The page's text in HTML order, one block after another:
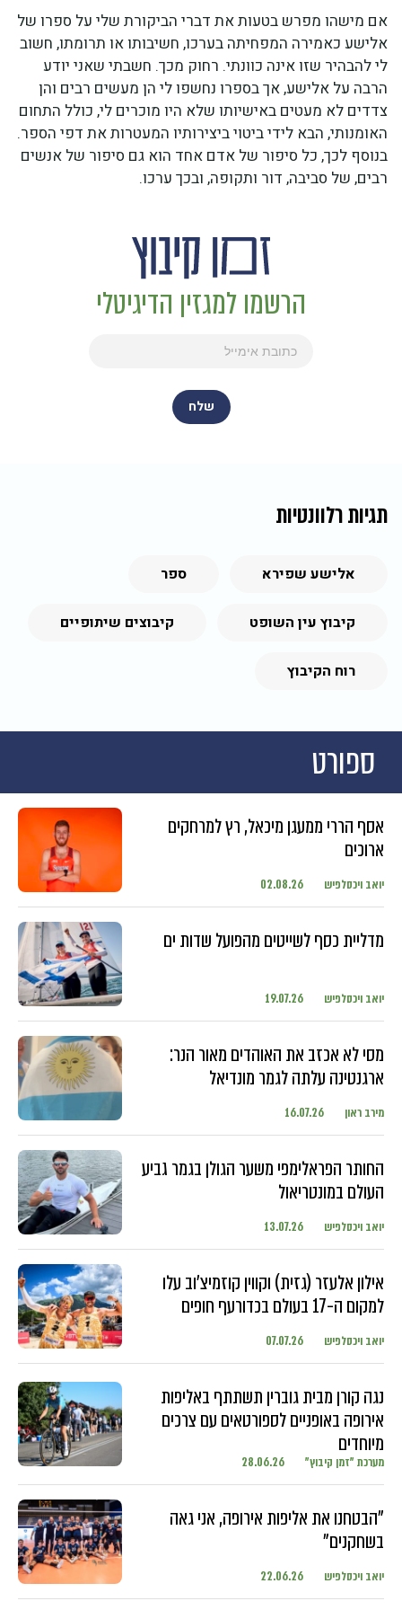
אם מישהו מפרש בטעות את דברי הביקורת שלי על ספרו של
אלישע כאמירה המפחיתה בערכו, חשיבותו או תרומתו, חשוב
לי להבהיר שזו אינה כוונתי. רחוק מכך. חשבתי שאני יודע
הרבה על אלישע, אך בספרו נחשפו לי הן מעשים רבים והן
צדדים לא מעטים באישיותו שלא היו מוכרים לי, כולל התחום
האומנותי, הבא לידי ביטוי ביצירותיו המעטרות את דפי הספר.
בנוסף לכך, כל סיפור של אדם אחד הוא גם סיפור של אנשים
רבים, של סביבה, דור ותקופה, ובכך ערכו.
הרשמו למגזין הדיגיטלי
תגיות רלוונטיות
אלישע שפירא ספר
קיבוץ עין השופט קיבוצים שיתופיים
רוח הקיבוץ
ספורט
אסף הררי ממעגן מיכאל, רץ למרחקים
ארוכים
יואב ויכסלפיש 02.08.26
מדליית כסף לשייטים מהפועל שדות ים
יואב ויכסלפיש 19.07.26
מסי לא אכזב את האוהדים מאור הנר:
ארגנטינה עלתה לגמר מונדיאל
מירב ראון 16.07.26
החותר הפראלימפי משער הגולן בגמר גביע
העולם במונטריאול
יואב ויכסלפיש 13.07.26
אילון אלעזר (גזית) וקווין קוזמיצ'וב עלו
למקום ה-17 בעולם בכדורעף חופים
יואב ויכסלפיש 07.07.26
נגה קורן מבית גוברין תשתתף באליפות
אירופה באופניים לספורטאים עם צרכים
מיוחדים
מערכת "זמן קיבוץ" 28.06.26
"הבטחנו את אליפות אירופה, אני גאה
בשחקנים"
יואב ויכסלפיש 22.06.26